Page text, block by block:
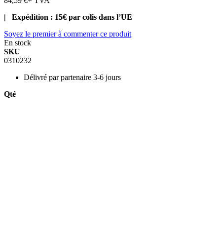
| Expédition : 15€ par colis dans l’UE
Soyez le premier à commenter ce produit
En stock
SKU
0310232
Délivré par partenaire 3-6 jours
Qté